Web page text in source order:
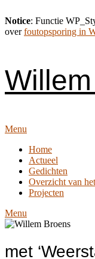
Notice: Functie
overfoutopsporing in
Menu
Home
Actueel
Gedichten
Overzicht van
Projecten
Menu
met